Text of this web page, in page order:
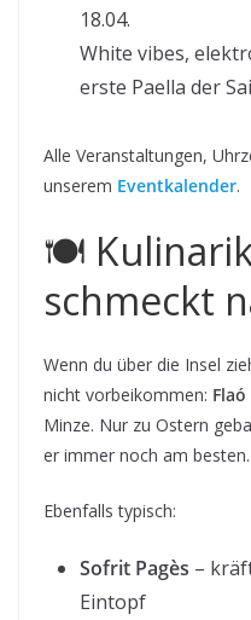
18.04.
White vibes,
erste Paella der
Alle Veranstaltungen,
unserem Eventkalender.
🍽️
schmeckt
Wenn du über die Insel
nicht vorbeikommen: Flaó
Minze. Nur zu Ostern
er immer noch am besten.
Ebenfalls typisch:
Sofrit Pagès –
Eintopf